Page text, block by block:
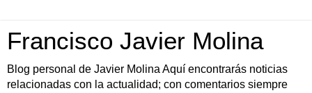
Francisco Javier Molina
Blog personal de Javier Molina Aquí encontrarás noticias
relacionadas con la actualidad; con comentarios siempre